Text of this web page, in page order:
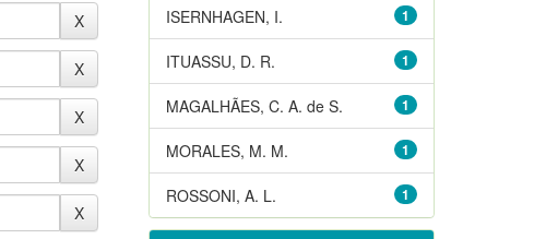
1
ISERNHAGEN, I.
1
ITUASSU, D. R.
1
MAGALHÃES, C. A. de S.
1
MORALES, M. M.
1
ROSSONI, A. L.